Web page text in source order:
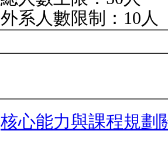
外系人數限制：10人
核心能力與課程規劃